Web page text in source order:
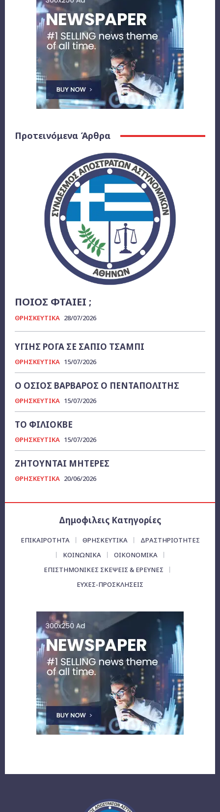
Προτεινόμενα Άρθρα
ΠΟΙΟΣ ΦΤΑΙΕΙ ;
ΘΡΗΣΚΕΥΤΙΚΑ 28/07/2026
ΥΓΙΗΣ ΡΟΓΑ ΣΕ ΣΑΠΙΟ ΤΣΑΜΠΙ
ΘΡΗΣΚΕΥΤΙΚΑ 15/07/2026
Ο ΟΣΙΟΣ ΒΑΡΒΑΡΟΣ Ο ΠΕΝΤΑΠΟΛΙΤΗΣ
ΘΡΗΣΚΕΥΤΙΚΑ 15/07/2026
ΤΟ ΦΙΛΙΟΚΒΕ
ΘΡΗΣΚΕΥΤΙΚΑ 15/07/2026
ΖΗΤΟΥΝΤΑΙ ΜΗΤΕΡΕΣ
ΘΡΗΣΚΕΥΤΙΚΑ 20/06/2026
Δημοφιλεις Κατηγορίες
ΕΠΙΚΑΙΡΌΤΗΤΑ ΘΡΗΣΚΕΥΤΙΚΑ
ΔΡΑΣΤΗΡΙΟΤΗΤΕΣ
ΚΟΙΝΩΝΙΚΑ
ΟΙΚΟΝΟΜΙΚΆ
ΕΠΙΣΤΗΜΟΝΙΚΕΣ ΣΚΕΨΕΙΣ & ΕΡΕΥΝΕΣ
ΕΥΧΈΣ-ΠΡΟΣΚΛΉΣΕΙΣ